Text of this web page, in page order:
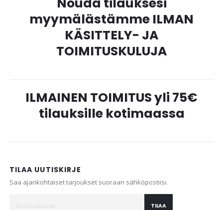
myymälästämme ILMAN
KÄSITTELY- JA
TOIMITUSKULUJA
ILMAINEN TOIMITUS yli 75€
tilauksille kotimaassa
TILAA UUTISKIRJE
Saa ajankohtaiset tarjoukset suoraan sähköpostiisi.
TILAA